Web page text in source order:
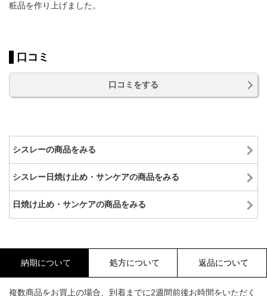
粧品を作り上げました。
口コミ
口コミをする
シスレーの商品をみる
シスレー日焼け止め・サンケアの商品をみる
日焼け止め・サンケアの商品をみる
納期について 処方について 返品について
複数商品をお買上の場合、到着までに2週間前後お時間をいただく